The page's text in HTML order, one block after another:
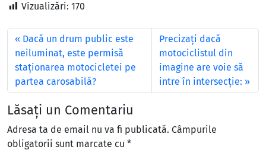
Vizualizări: 170
Dacă un drum public este
neiluminat, este permisă
staţionarea motocicletei pe
partea carosabilă?
Precizaţi dacă
motociclistul din
imagine are voie să
intre în intersecţie:
Lăsați un Comentariu
Adresa ta de email nu va fi publicată. Câmpurile
obligatorii sunt marcate cu *